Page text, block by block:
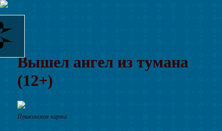
Вышел ангел из тумана
(12+)
Пушкинская карта